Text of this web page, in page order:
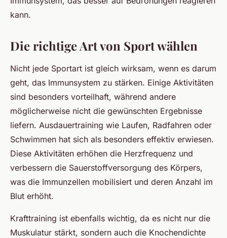
kann.
Die richtige Art von Sport wählen
Nicht jede Sportart ist gleich wirksam, wenn es darum
geht, das Immunsystem zu stärken. Einige Aktivitäten
sind besonders vorteilhaft, während andere
möglicherweise nicht die gewünschten Ergebnisse
liefern. Ausdauertraining wie Laufen, Radfahren oder
Schwimmen hat sich als besonders effektiv erwiesen.
Diese Aktivitäten erhöhen die Herzfrequenz und
verbessern die Sauerstoffversorgung des Körpers,
was die Immunzellen mobilisiert und deren Anzahl im
Blut erhöht.
Krafttraining ist ebenfalls wichtig, da es nicht nur die
Muskulatur stärkt, sondern auch die Knochendichte